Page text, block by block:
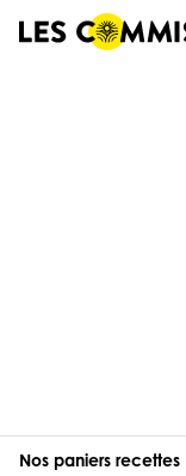
Nos paniers recettes